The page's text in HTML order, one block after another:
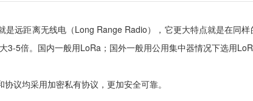
远距离无线电（Long Range Radio），它更大特点就是在同
5倍。国内一般用LoRa；国外一般用公用集中器情况下选用
议均采用加密私有协议，更加安全可靠。